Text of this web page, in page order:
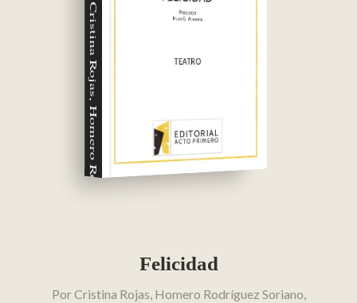
Cristina Rojas, Homero Rodríguez Soriano, Felicidad
PorCristina Rojas, Homero Rodríguez Soriano,